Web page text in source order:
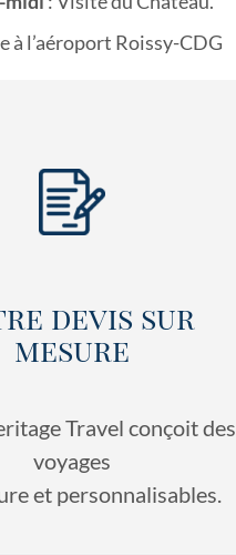
à l’aéroport Roissy-CDG
devis sur
mesure
Travel conçoit des
voyages
et personnalisables.